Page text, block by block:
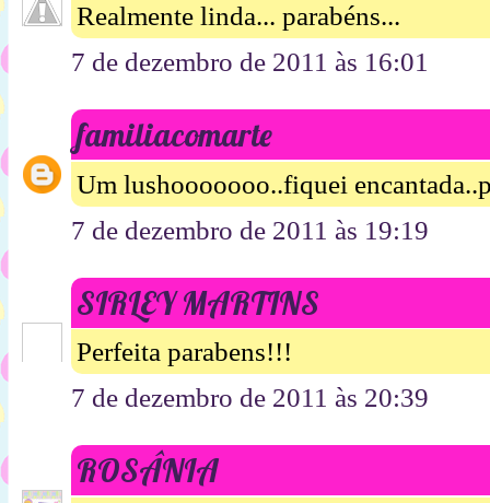
Realmente linda... parabéns...
7 de dezembro de 2011 às 16:01
familiacomarte
Um lushooooooo..fiquei
7 de dezembro de 2011 às 19:19
SIRLEY MARTINS
Perfeita parabens!!!
7 de dezembro de 2011 às 20:39
ROSÂNIA